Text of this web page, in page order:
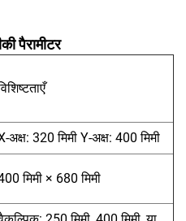
पैरामीटर
अक्ष: 320 मिमी Y-अक्ष: 400 मिमी
मिमी × 680 मिमी